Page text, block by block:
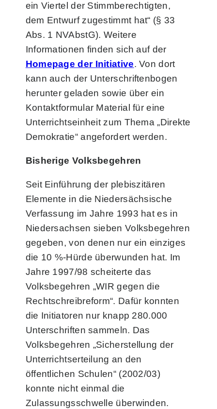
ein Viertel der Stimmberechtigten,
dem Entwurf zugestimmt hat“ (§ 33
Abs. 1 NVAbstG). Weitere
Informationen finden sich auf der
Homepage der Initiative. Von dort
kann auch der Unterschriftenbogen
herunter geladen sowie über ein
Kontaktformular Material für eine
Unterrichtseinheit zum Thema „Direkte
Demokratie“ angefordert werden.
Bisherige Volksbegehren
Seit Einführung der plebiszitären
Elemente in die Niedersächsische
Verfassung im Jahre 1993 hat es in
Niedersachsen sieben Volksbegehren
gegeben, von denen nur ein einziges
die 10 %-Hürde überwunden hat. Im
Jahre 1997/98 scheiterte das
Volksbegehren „WIR gegen die
Rechtschreibreform“. Dafür konnten
die Initiatoren nur knapp 280.000
Unterschriften sammeln. Das
Volksbegehren „Sicherstellung der
Unterrichtserteilung an den
öffentlichen Schulen“ (2002/03)
konnte nicht einmal die
Zulassungsschwelle überwinden.